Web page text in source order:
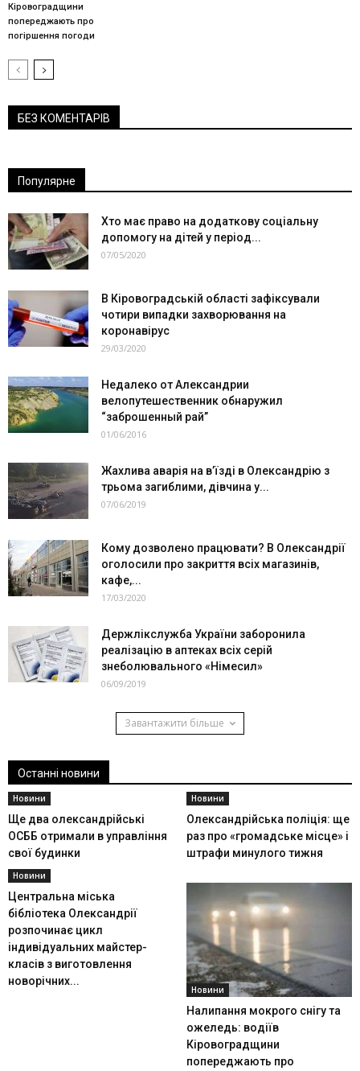
Кіровоградщини
попереджають про
погіршення погоди
БЕЗ КОМЕНТАРІВ
Популярне
Хто має право на додаткову соціальну
допомогу на дітей у період...
07/05/2020
В Кіровоградській області зафіксували
чотири випадки захворювання на
коронавірус
29/03/2020
Недалеко от Александрии
велопутешественник обнаружил
“заброшенный рай”
01/06/2016
Жахлива аварія на в’їзді в Олександрію з
трьома загиблими, дівчина у...
07/06/2019
Кому дозволено працювати? В Олександрії
оголосили про закриття всіх магазинів,
кафе,...
17/03/2020
Держлікслужба України заборонила
реалізацію в аптеках всіх серій
знеболювального «Німесил»
06/09/2019
Завантажити більше
Останні новини
Новини
Ще два олександрійські
ОСББ отримали в управління
свої будинки
Новини
Олександрійська поліція: ще
раз про «громадське місце» і
штрафи минулого тижня
Новини
Центральна міська
бібліотека Олександрії
розпочинає цикл
індивідуальних майстер-
класів з виготовлення
новорічних...
Новини
Налипання мокрого снігу та
ожеледь: водіїв
Кіровоградщини
попереджають про